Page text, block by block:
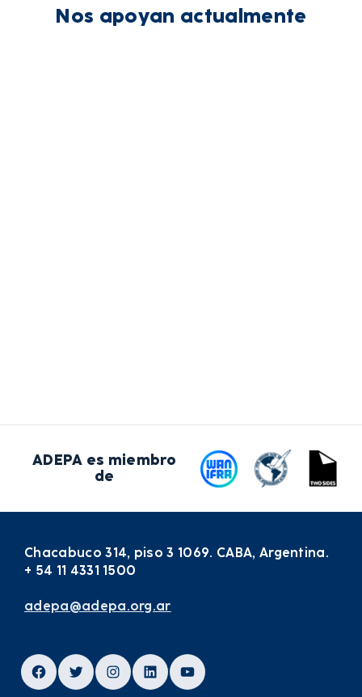
Nos apoyan actualmente
ADEPA es miembro
de
Chacabuco 314, piso 3 1069. CABA, Argentina.
+ 54 11 4331 1500
adepa@adepa.org.ar
Facebook
TwitterInstagram
LinkedInYouTube